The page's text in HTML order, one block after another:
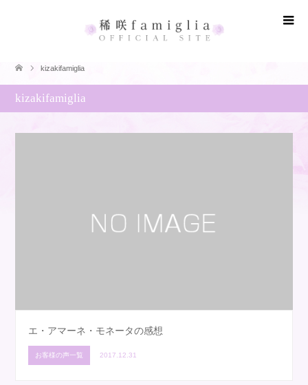
kizakifamiglia
kizakifamiglia
エ・アマーネ・モネータの感想
お客様の声一覧 2017.12.31